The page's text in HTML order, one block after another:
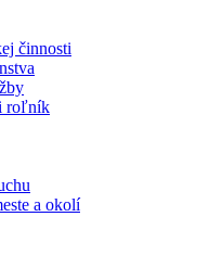
činnosti
roľník
a okolí